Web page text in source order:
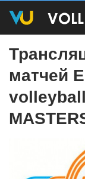
матчей